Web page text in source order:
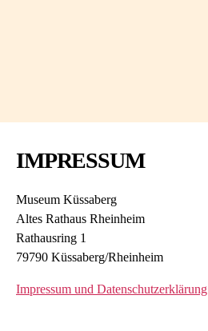
IMPRESSUM
Museum Küssaberg
Altes Rathaus Rheinheim
Rathausring 1
79790 Küssaberg/Rheinheim
Impressum und Datenschutzerklärung